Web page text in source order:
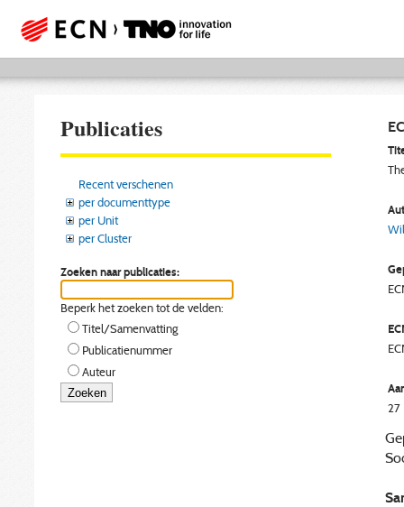
Publicaties
Recent verschenen
per documenttype
per Unit
per Cluster
Zoeken naar publicaties:
Beperk het zoeken tot de velden:
Titel/Samenvatting
Publicatienummer
Auteur
27